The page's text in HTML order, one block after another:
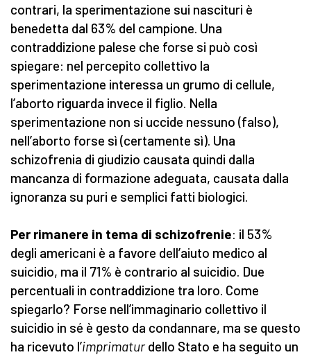
contrari, la sperimentazione sui nascituri è
benedetta dal 63% del campione. Una
contraddizione palese che forse si può così
spiegare: nel percepito collettivo la
sperimentazione interessa un grumo di cellule,
l’aborto riguarda invece il figlio. Nella
sperimentazione non si uccide nessuno (falso),
nell’aborto forse sì (certamente sì). Una
schizofrenia di giudizio causata quindi dalla
mancanza di formazione adeguata, causata dalla
ignoranza su puri e semplici fatti biologici.
Per rimanere in tema di schizofrenie: il 53%
degli americani è a favore dell’aiuto medico al
suicidio, ma il 71% è contrario al suicidio. Due
percentuali in contraddizione tra loro. Come
spiegarlo? Forse nell’immaginario collettivo il
suicidio in sé è gesto da condannare, ma se questo
ha ricevuto l’imprimaturdello Stato e ha seguito un